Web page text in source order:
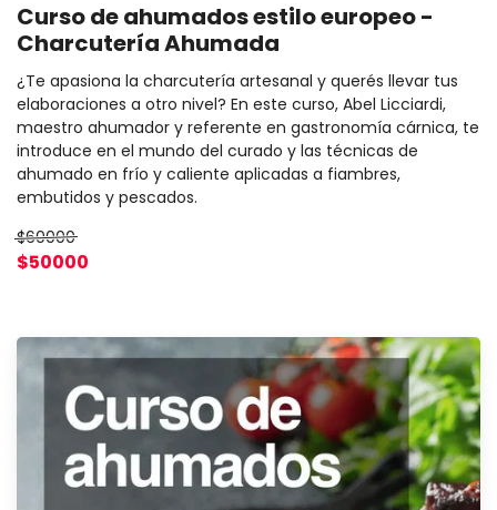
Curso de ahumados estilo europeo -
Charcutería Ahumada
¿Te apasiona la charcutería artesanal y querés llevar tus
elaboraciones a otro nivel? En este curso, Abel Licciardi,
maestro ahumador y referente en gastronomía cárnica, te
introduce en el mundo del curado y las técnicas de
ahumado en frío y caliente aplicadas a fiambres,
embutidos y pescados.
$60000
$50000